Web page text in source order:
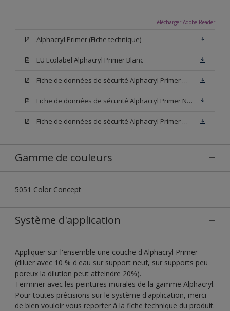
Télécharger Adobe Reader
Alphacryl Primer (Fiche technique)
EU Ecolabel Alphacryl Primer Blanc
Fiche de données de sécurité Alphacryl Primer W05 (SDS)
Fiche de données de sécurité Alphacryl Primer N00 (SDS)
Fiche de données de sécurité Alphacryl Primer White (SDS)
Gamme de couleurs
5051 Color Concept
Système d'application
Appliquer sur l'ensemble une couche d'Alphacryl Primer
(diluer avec 10 % d'eau sur support neuf, sur supports peu
poreux la dilution peut atteindre 20%).
Terminer avec les peintures murales de la gamme Alphacryl.
Pour toutes précisions sur le système d'application, merci
de bien vouloir vous reporter à la fiche technique du produit.